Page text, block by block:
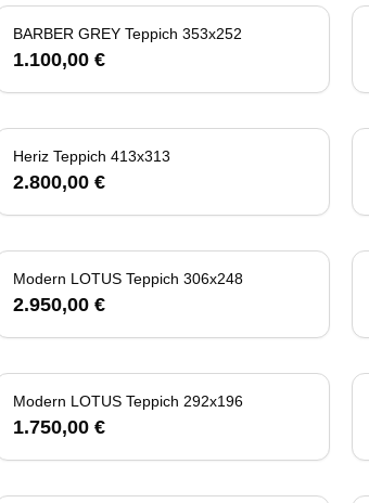
BARBER GREY Teppich 353x252
1.100,00 €
Heriz Teppich 413x313
2.800,00 €
Modern LOTUS Teppich 306x248
2.950,00 €
Modern LOTUS Teppich 292x196
1.750,00 €